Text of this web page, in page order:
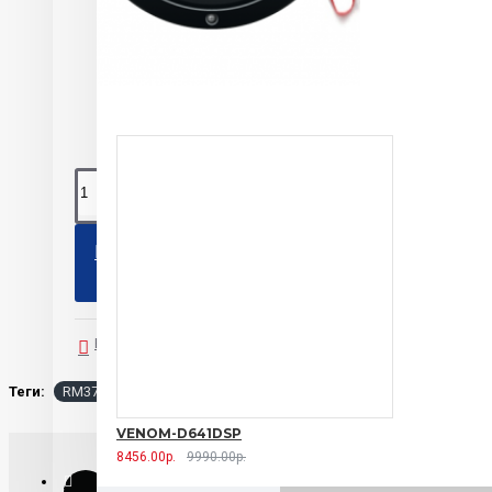
VENOM-D641DSP
8456.00р. 9990.00р.
В закладки
Теги: RM37-VTR12G ACV